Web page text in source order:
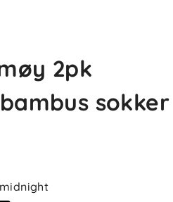
2pk
sokker
midnight